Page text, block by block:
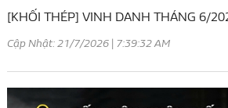
[KHỐI THÉP] VINH DANH THÁNG 6/
Cập Nhật: 21/7/2026 | 7:39:32 AM